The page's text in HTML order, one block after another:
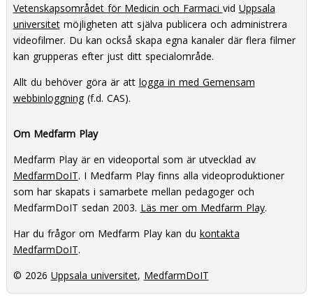
Vetenskapsområdet för Medicin och Farmaci vid Uppsala
universitetmöjligheten att själva publicera och administrera
videofilmer. Du kan också skapa egna kanaler där flera filmer
kan grupperas efter just ditt specialområde.
Allt du behöver göra är att logga in med Gemensam
webbinloggning(f.d. CAS).
Om Medfarm Play
Medfarm Play är en videoportal som är utvecklad av
MedfarmDoIT. I Medfarm Play finns alla videoproduktioner
som har skapats i samarbete mellan pedagoger och
MedfarmDoIT sedan 2003. Läs mer om Medfarm Play.
Har du frågor om Medfarm Play kan du kontakta
MedfarmDoIT.
© 2026 Uppsala universitet, MedfarmDoIT